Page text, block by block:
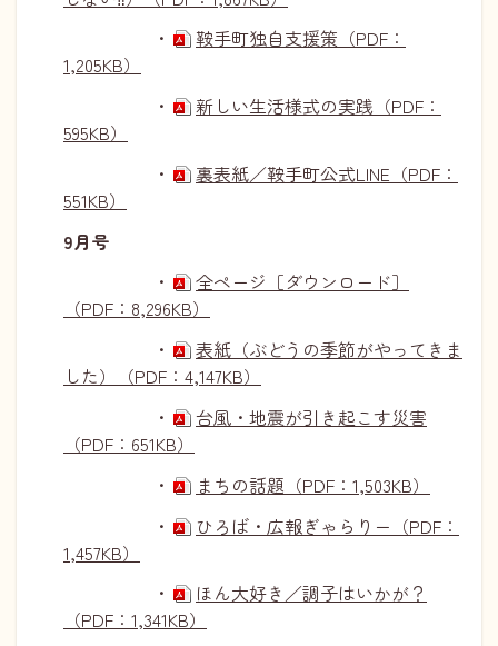
・
鞍手町独自支援策（PDF：
1,205KB）
・
新しい生活様式の実践（PDF：
595KB）
・
裏表紙／鞍手町公式LINE（PDF：
551KB）
9月号
・
全ページ［ダウンロード］
（PDF：8,296KB）
・
表紙（ぶどうの季節がやってきま
した）（PDF：4,147KB）
・
台風・地震が引き起こす災害
（PDF：651KB）
・
まちの話題（PDF：1,503KB）
・
ひろば・広報ぎゃらりー（PDF：
1,457KB）
・
ほん大好き／調子はいかが？
（PDF：1,341KB）